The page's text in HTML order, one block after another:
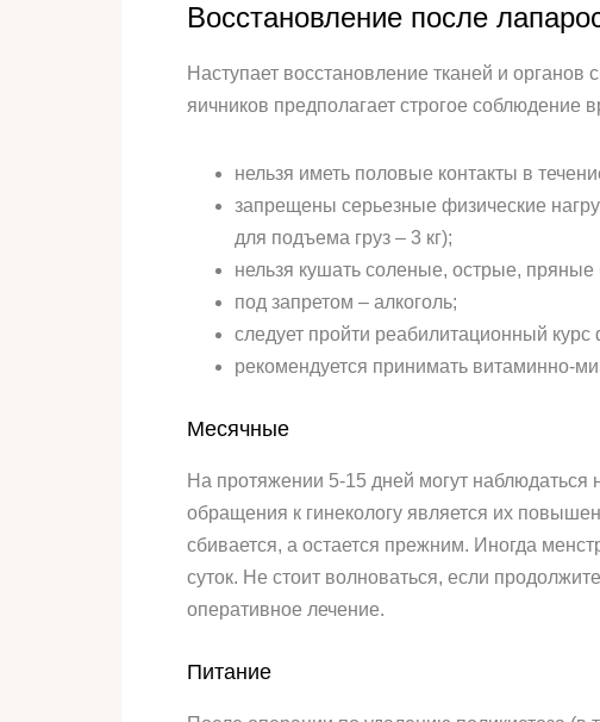
Восстановление после
Наступает восстановление тканей и
яичников предполагает строгое соблюдение
нельзя иметь половые контакты в
запрещены серьезные физические
для подъема груз – 3 кг);
нельзя кушать соленые, острые, пряные
под запретом – алкоголь;
следует пройти реабилитационный
рекомендуется принимать витаминно-
Месячные­
На протяжении 5-15 дней могут
обращения к гинекологу является их
сбивается, а остается прежним. Иногда
суток. Не стоит волноваться, если
оперативное лечение.
Питание